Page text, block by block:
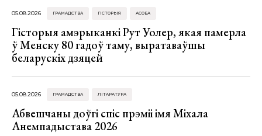
05.08.2026 ГРАМАДСТВА ГІСТОРЫЯ АСОБА
Гісторыя амэрыканкі Рут Уолер, якая памерла
ў Менску 80 гадоў таму, выратаваўшы
беларускіх дзяцей
05.08.2026 ГРАМАДСТВА ЛІТАРАТУРА
Абвешчаны доўгі спіс прэміі імя Міхала
Анемпадыстава 2026